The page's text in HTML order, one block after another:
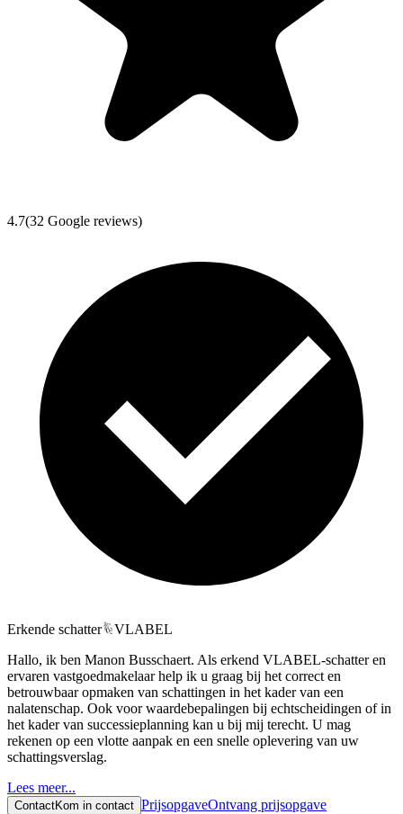
4.7(32 Google reviews)
Erkende schatter
VLABEL
Hallo, ik ben Manon Busschaert. Als erkend VLABEL-schatter en
ervaren vastgoedmakelaar help ik u graag bij het correct en
betrouwbaar opmaken van schattingen in het kader van een
nalatenschap. Ook voor waardebepalingen bij echtscheidingen of in
het kader van successieplanning kan u bij mij terecht. U mag
rekenen op een vlotte aanpak en een snelle oplevering van uw
schattingsverslag.
Lees meer...
ContactKom in contact PrijsopgaveOntvang prijsopgave